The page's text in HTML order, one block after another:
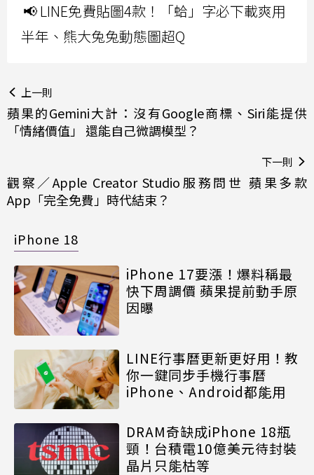
📢 LINE免費貼圖4款！「蛤」字必下載爽用
半年、熊大兔兔動態圖超Q
上一則
蘋果的Gemini大計：沒有Google商標、Siri能提供
「情緒價值」 還能自己微調模型？
下一則
觀察／Apple Creator Studio服務問世 蘋果多款
App「完全免費」時代結束？
iPhone 18
iPhone 17要漲！爆料稱最
快下周調價 蘋果提前動手原
因曝
LINE行事曆更新更好用！教
你一鍵同步手機行事曆
iPhone、Android都能用
DRAM奇缺成iPhone 18瓶
頸！台積電10億美元待封裝
晶片只能枯等